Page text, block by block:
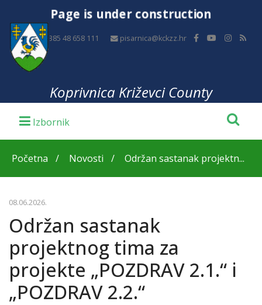
Page is under construction
+385 48 658 111 pisarnica@kckzz.hr
Koprivnica Križevci County
Početna Novosti Održan sastanak projektn...
08.06.2026.
Održan sastanak
projektnog tima za
projekte „POZDRAV 2.1.“ i
„POZDRAV 2.2.“